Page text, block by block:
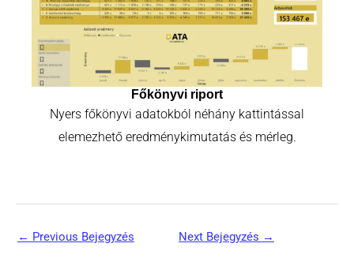
Főkönyvi riport
Nyers főkönyvi adatokból néhány kattintással
elemezhető eredménykimutatás és mérleg.
← Previous Bejegyzés Next Bejegyzés →